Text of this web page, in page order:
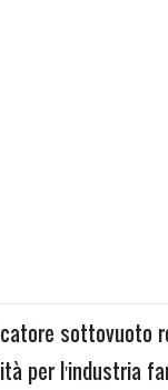
sottovuoto
per l'industria